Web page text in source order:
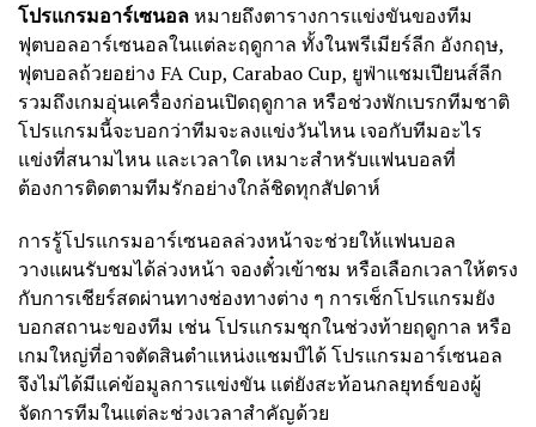
โปรแกรมอาร์เซนอลหมายถึงตารางการแข่งขันของทีม
ฟุตบอลอาร์เซนอลในแต่ละฤดูกาล ทั้งในพรีเมียร์ลีก อังกฤษ,
ฟุตบอลถ้วยอย่าง FA Cup, Carabao Cup, ยูฟ่าแชมเปียนส์ลีก
รวมถึงเกมอุ่นเครื่องก่อนเปิดฤดูกาล หรือช่วงพักเบรกทีมชาติ
โปรแกรมนี้จะบอกว่าทีมจะลงแข่งวันไหน เจอกับทีมอะไร
แข่งที่สนามไหน และเวลาใด เหมาะสำหรับแฟนบอลที่
ต้องการติดตามทีมรักอย่างใกล้ชิดทุกสัปดาห์
การรู้โปรแกรมอาร์เซนอลล่วงหน้าจะช่วยให้แฟนบอล
วางแผนรับชมได้ล่วงหน้า จองตั๋วเข้าชม หรือเลือกเวลาให้ตรง
กับการเชียร์สดผ่านทางช่องทางต่าง ๆ การเช็กโปรแกรมยัง
บอกสถานะของทีม เช่น โปรแกรมชุกในช่วงท้ายฤดูกาล หรือ
เกมใหญ่ที่อาจตัดสินตำแหน่งแชมป์ได้ โปรแกรมอาร์เซนอล
จึงไม่ได้มีแค่ข้อมูลการแข่งขัน แต่ยังสะท้อนกลยุทธ์ของผู้
จัดการทีมในแต่ละช่วงเวลาสำคัญด้วย